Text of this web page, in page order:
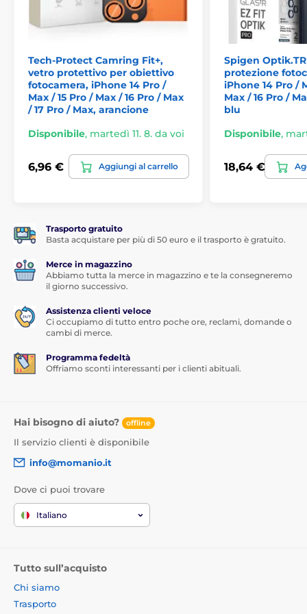
Nella confezione:
Vetro temperato
Panno asciutto
Adesivi sgrassanti
Il prodotto è incluso nelle categorie
Vetri temperati per iPhone 14 Pro Max
Tech-Protect Camring Fit+,
vetro protettivo per obiettivo
fotocamera, iPhone 14 Pro /
Max / 15 Pro / Max / 16 Pro / Max
/ 17 Pro / Max, arancione
Disponibile, martedì 11. 8. da voi
6,96 € Aggiungi al carrello
Spigen
protezione
iPhone 14 Pro /
Max / 16 Pro /
blu
Disponibile,
18,64 €
Trasporto gratuito
Basta acquistare per più di 50 euro e il trasporto è gratuito.
Merce in magazzino
Abbiamo tutta la merce in magazzino e te la consegneremo
il giorno successivo.
Assistenza clienti veloce
Ci occupiamo di tutto entro poche ore, reclami, domande o
cambi di merce.
Programma fedeltà
Offriamo sconti interessanti per i clienti abituali.
Hai bisogno di aiuto? offline
Il servizio clienti è disponibile
info@momanio.it
Dove ci puoi trovare
Italiano
Tutto sull’acquisto
Chi siamo
Trasporto